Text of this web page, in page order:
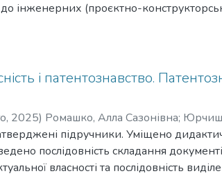
до інженерних (проєктно-
компонент передбачає розв’язання
проєктування і передбачає синтез
проєкт з урахуванням сучасного
експлуатаційних і ергономічних
компетентностей щодо
освіти.
оцінювання дипломного
і патентознавство.
, 2025) Ромашко, Алла Сазонівна;
Наталія Валеріївна;Гаврушкевич,
підручники. Уміщено
послідовність складання
власності та послідовність
пошуку під час підготовки